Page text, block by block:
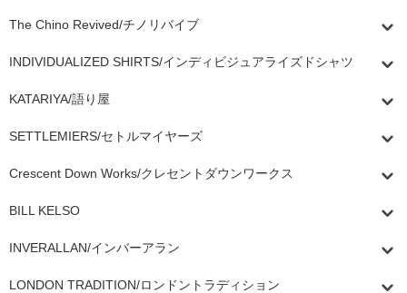
The Chino Revived/チノリバイブ
INDIVIDUALIZED SHIRTS/インディビジュアライズドシャツ
KATARIYA/語り屋
SETTLEMIERS/セトルマイヤーズ
Crescent Down Works/クレセントダウンワークス
BILL KELSO
INVERALLAN/インバーアラン
LONDON TRADITION/ロンドントラディション